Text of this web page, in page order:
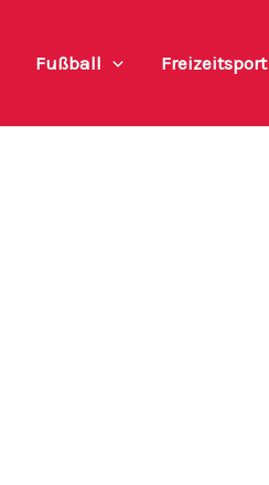
Fußball Freizeitsport